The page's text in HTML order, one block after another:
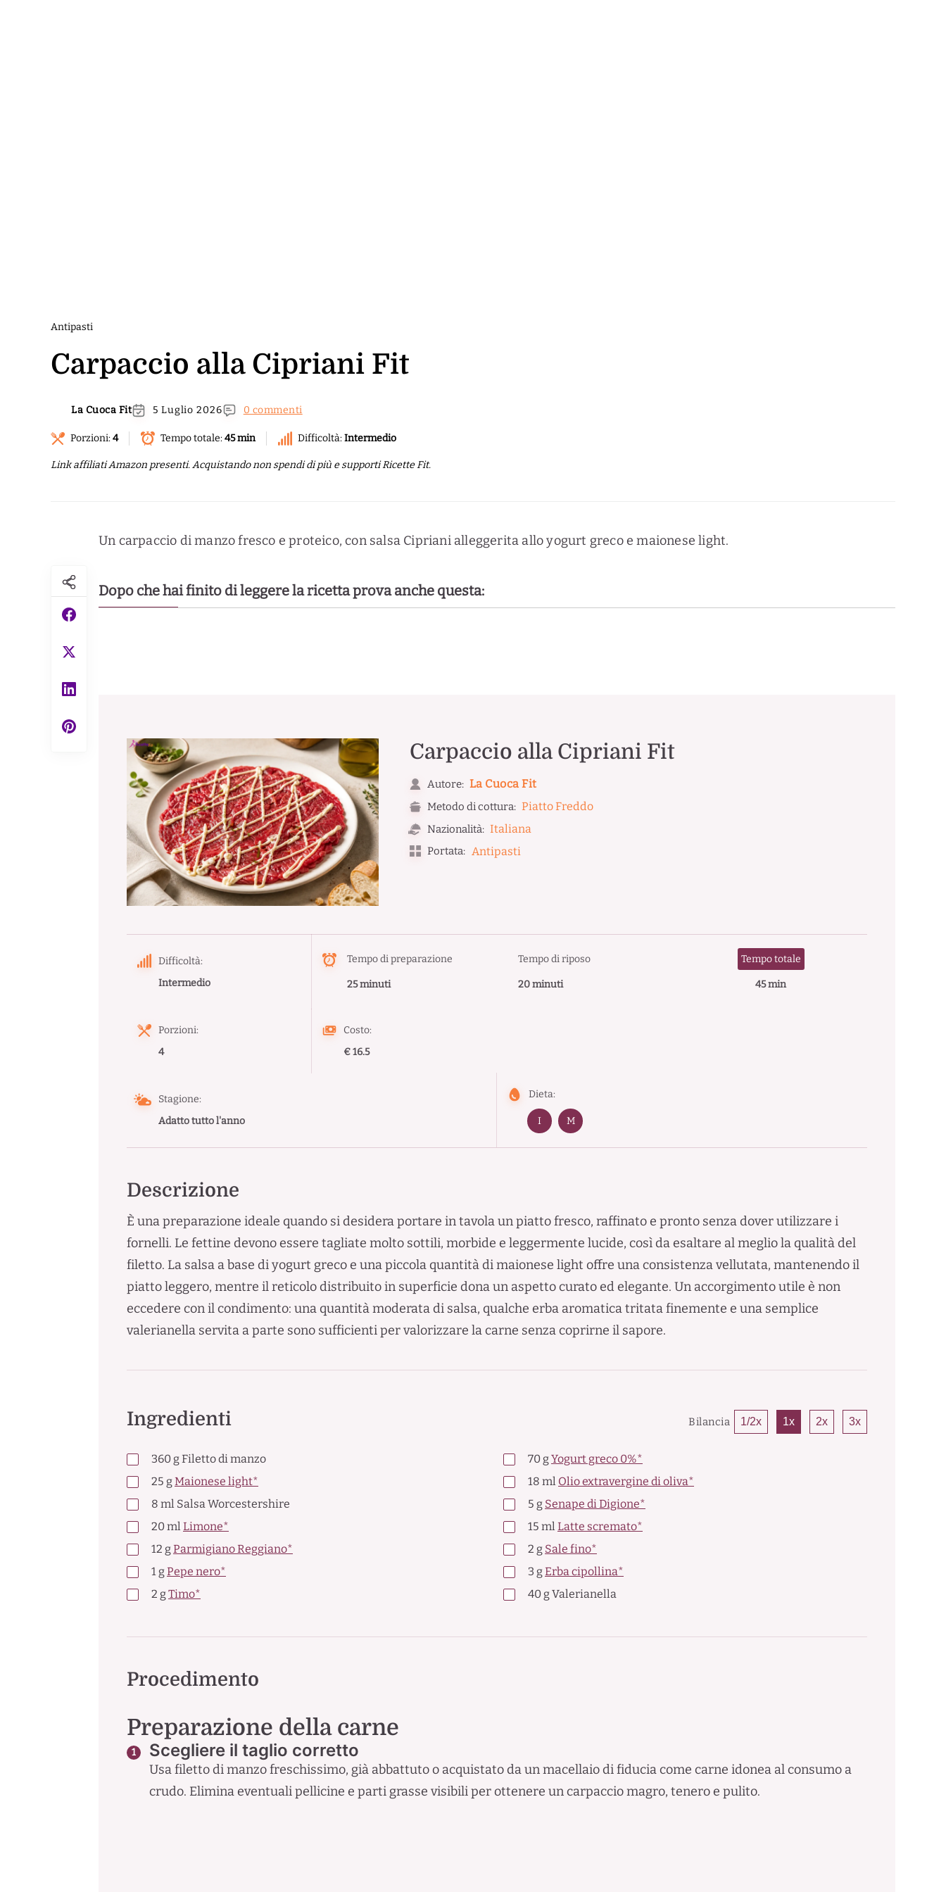
Antipasti
Carpaccio alla Cipriani Fit
La Cuoca Fit 5 Luglio 2026 0 commenti
Porzioni:4 Tempo totale:45 min Difficoltà:Intermedio
Link affiliati Amazon presenti. Acquistando non spendi di più e supporti Ricette Fit.
Un carpaccio di manzo fresco e proteico, con salsa Cipriani alleggerita allo yogurt greco e maionese light.
Dopo che hai finito di leggere la ricetta prova anche questa:
Carpaccio alla Cipriani Fit
Autore: La Cuoca Fit
Metodo di cottura: Piatto Freddo
Nazionalità: Italiana
Portata: Antipasti
Difficoltà:
Intermedio
Tempo di preparazione
25 minuti
Tempo di riposo
20 minuti
Tempo totale
45 min
Porzioni:
4
Costo:
€ 16.5
Stagione:
Adatto tutto l'anno
Dieta:
I M
Descrizione
È una preparazione ideale quando si desidera portare in tavola un piatto fresco, raffinato e pronto senza dover utilizzare i
fornelli. Le fettine devono essere tagliate molto sottili, morbide e leggermente lucide, così da esaltare al meglio la qualità del
filetto. La salsa a base di yogurt greco e una piccola quantità di maionese light offre una consistenza vellutata, mantenendo il
piatto leggero, mentre il reticolo distribuito in superficie dona un aspetto curato ed elegante. Un accorgimento utile è non
eccedere con il condimento: una quantità moderata di salsa, qualche erba aromatica tritata finemente e una semplice
valerianella servita a parte sono sufficienti per valorizzare la carne senza coprirne il sapore.
Ingredienti Bilancia 1/2x 1x 2x 3x
360 gFiletto di manzo 70 gYogurt greco 0%*
25 gMaionese light* 18 ml Olio extravergine di oliva*
8 mlSalsa Worcestershire 5 g Senape di Digione*
20mlLimone* 15 mlLatte scremato*
12 gParmigiano Reggiano* 2 g Sale fino*
1 gPepe nero* 3 gErba cipollina*
2 gTimo* 40 gValerianella
Procedimento
Preparazione della carne
Scegliere il taglio corretto
Usa filetto di manzo freschissimo, già abbattuto o acquistato da un macellaio di fiducia come carne idonea al consumo a
crudo. Elimina eventuali pellicine e parti grasse visibili per ottenere un carpaccio magro, tenero e pulito.